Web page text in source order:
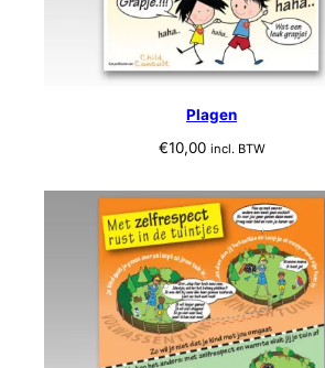
Plagen
€10,00 incl. BTW